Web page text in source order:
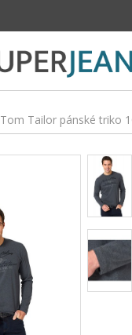
Tom Tailor pánské triko